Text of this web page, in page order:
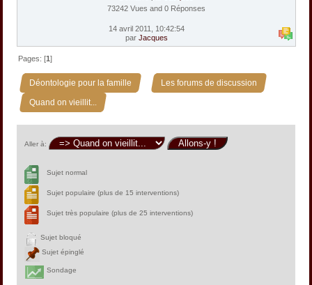
73242 Vues and 0 Réponses
14 avril 2011, 10:42:54
par Jacques
Pages: [1]
Déontologie pour la famille » Les forums de discussion »
Quand on vieillit...
Aller à:
Sujet normal
Sujet populaire (plus de 15 interventions)
Sujet très populaire (plus de 25 interventions)
Sujet bloqué
Sujet épinglé
Sondage